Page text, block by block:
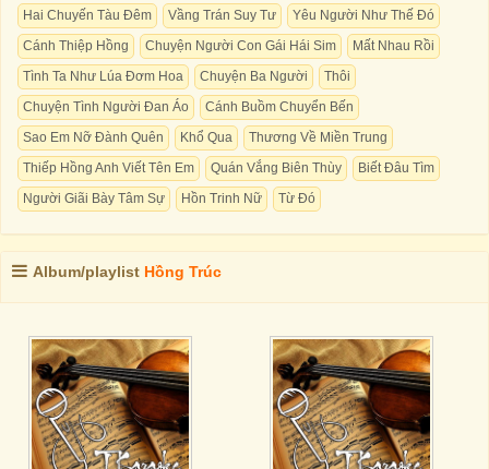
Hai Chuyến Tàu Đêm Vầng Trán Suy Tư
Yêu Người Như Thế Đó
Cánh Thiệp Hồng
Chuyện Người Con Gái Hái Sim
Mất Nhau Rồi
Tình Ta Như Lúa Đơm Hoa
Chuyện Ba Người
Thôi
Chuyện Tình Người Đan Áo
Cánh Buồm Chuyển Bến
Sao Em Nỡ Đành Quên
Khổ Qua
Thương Về Miền Trung
Thiếp Hồng Anh Viết Tên Em
Quán Vắng Biên Thùy
Biết Đâu Tìm
Người Giãi Bày Tâm Sự
Hồn Trinh Nữ Từ Đó
Album/playlist Hồng Trúc